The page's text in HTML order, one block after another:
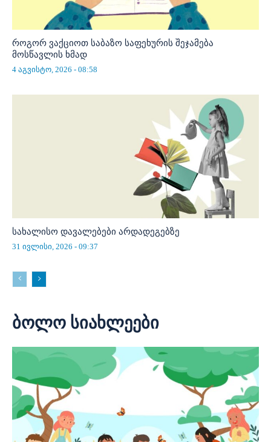
როგორ ვაქციოთ საბაზო საფეხურის შეჯამება
მოსწავლის ხმად
4 აგვისტო, 2026 - 08:58
სახალისო დავალებები არდადეგებზე
31 ივლისი, 2026 - 09:37
ბოლო სიახლეები